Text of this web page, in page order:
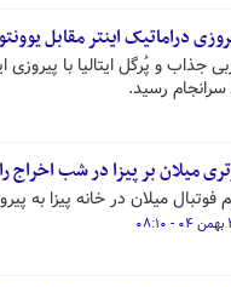
دراماتیک اینتر مقابل
جذاب و پُرگل ایتالیا با پیروزی
سرانجام رسید.
میلان بر پیزا در شب اخراج
فوتبال میلان در خانه پیزا به